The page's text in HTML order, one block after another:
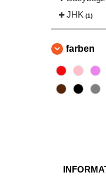
JHK (1)
farben